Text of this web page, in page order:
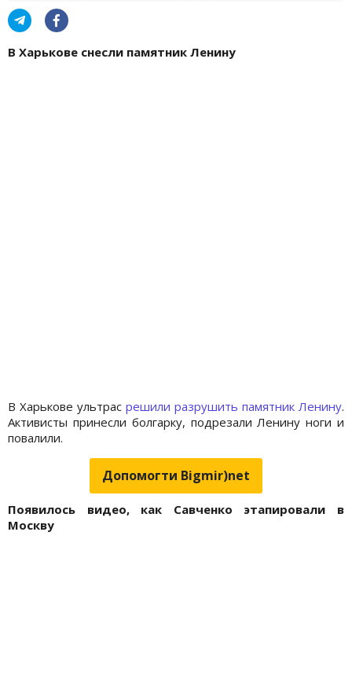
В Харькове снесли памятник Ленину
В Харькове ультрас решили разрушить памятник Ленину.
Активисты принесли болгарку, подрезали Ленину ноги и
повалили.
Допомогти Bigmir)net
Появилось видео, как Савченко этапировали в
Москву